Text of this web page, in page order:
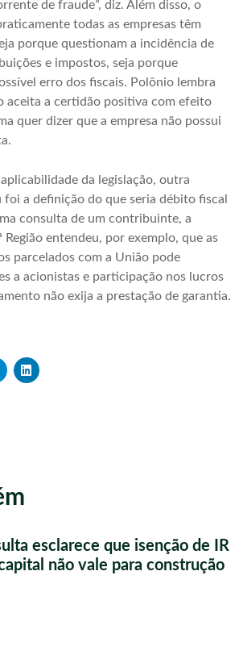
de fraude”, diz. Além disso, o
todas as empresas têm
porque questionam a incidência de
e impostos, seja porque
erro dos fiscais. Polônio lembra
aceita a certidão positiva com efeito
quer dizer que a empresa não possui
da legislação, outra
foi a definição do que seria débito fiscal
consulta de um contribuinte, a
Região entendeu, por exemplo, que as
parcelados com a União pode
a acionistas e participação nos lucros
não exija a prestação de garantia.
esclarece que isenção de IR
não vale para construção